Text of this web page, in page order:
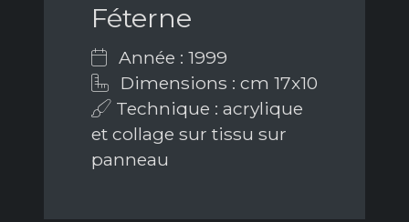
Féterne
Année : 1999
Dimensions : cm 17x10
Technique : acrylique
et collage sur tissu sur
panneau